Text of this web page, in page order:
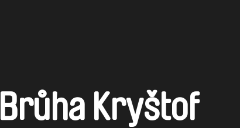
Brůha Kryštof